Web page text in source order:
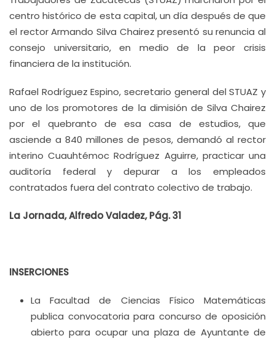
centro histórico de esta capital, un día después de que
el rector Armando Silva Chairez presentó su renuncia al
consejo universitario, en medio de la peor crisis
financiera de la institución.
Rafael Rodríguez Espino, secretario general del STUAZ y
uno de los promotores de la dimisión de Silva Chairez
por el quebranto de esa casa de estudios, que
asciende a 840 millones de pesos, demandó al rector
interino Cuauhtémoc Rodríguez Aguirre, practicar una
auditoría federal y depurar a los empleados
contratados fuera del contrato colectivo de trabajo.
La Jornada, Alfredo Valadez, Pág. 31
INSERCIONES
La Facultad de Ciencias Físico Matemáticas
publica convocatoria para concurso de oposición
abierto para ocupar una plaza de Ayuntante de